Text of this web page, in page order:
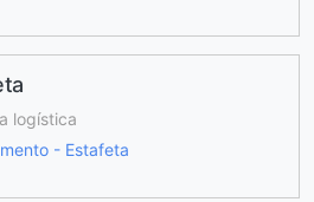
logística
- Estafeta